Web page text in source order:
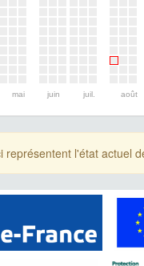
mai juin juil. août
représentent l'état actuel